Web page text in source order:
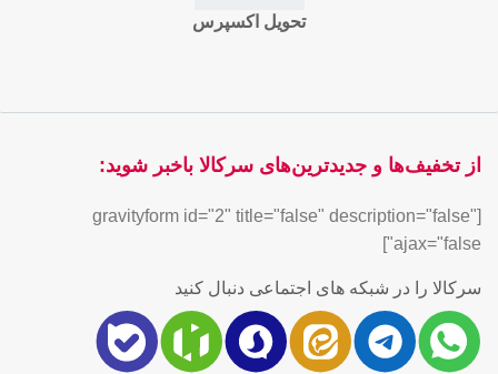
تحویل اکسپرس
از تخفیف‌ها و جدیدترین‌های سرکالا باخبر شوید:
[gravityform id="2" title="false" description="false"
ajax="false"]
سرکالا را در شبکه های اجتماعی دنبال کنید